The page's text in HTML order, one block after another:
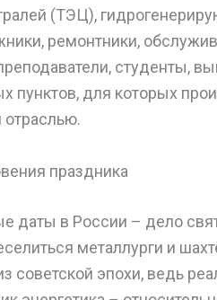
(ТЭЦ),
ремонтники,
студенты,
пунктов, для которых
праздника
даты в России – дело
металлурги и
советской эпохи, ведь